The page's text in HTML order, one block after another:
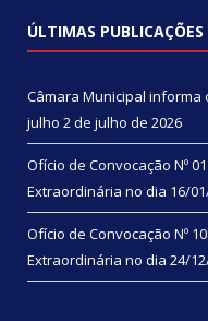
ÚLTIMAS PUBLICAÇÕES
Câmara Municipal
julho 2 de julho de 2026
Ofício de Convocação Nº
Extraordinária no dia 16/
Ofício de Convocação Nº
Extraordinária no dia 24/